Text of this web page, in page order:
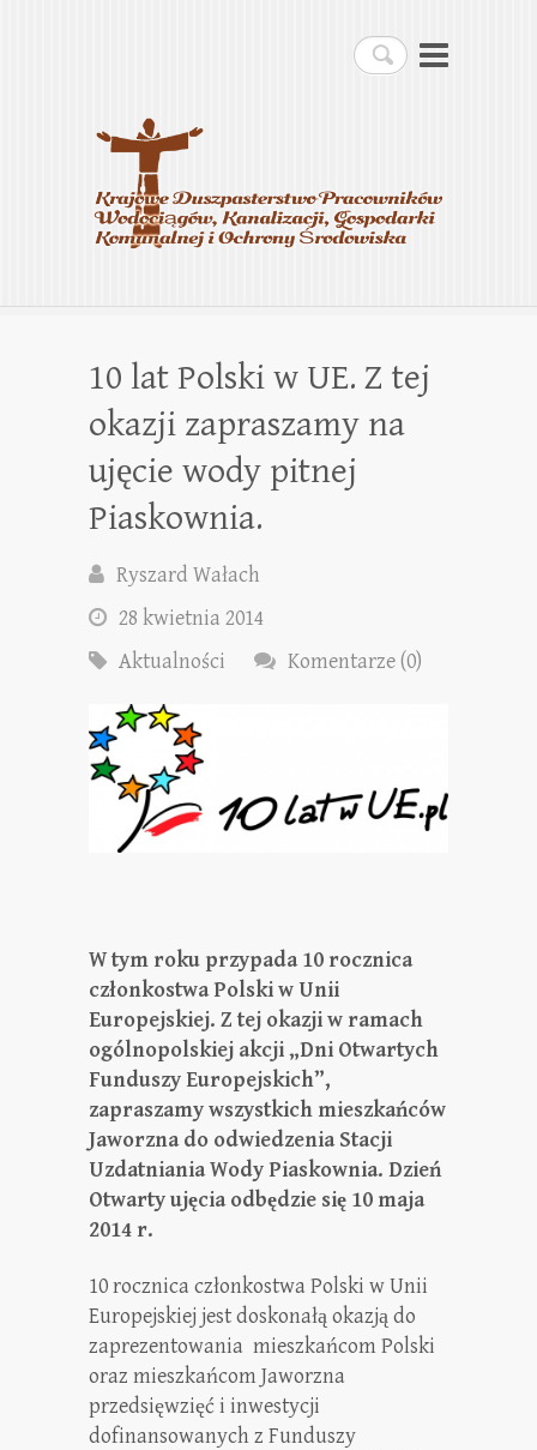
Szukaj
Krajowe Duszpasterstwo
Pracowników
Wodociągów, Kanalizacji,
Gospodarki Komunalnej i
Ochrony Środowiska
10 lat Polski w UE. Z tej
okazji zapraszamy na
ujęcie wody pitnej
Piaskownia.
Ryszard Wałach
28 kwietnia 2014
Aktualności
Komentarze (0)
W tym roku przypada 10 rocznica
członkostwa Polski w Unii
Europejskiej. Z tej okazji w ramach
ogólnopolskiej akcji „Dni Otwartych
Funduszy Europejskich”,
zapraszamy wszystkich mieszkańców
Jaworzna do odwiedzenia Stacji
Uzdatniania Wody Piaskownia. Dzień
Otwarty ujęcia odbędzie się 10 maja
2014 r.
10 rocznica członkostwa Polski w Unii
Europejskiej jest doskonałą okazją do
zaprezentowania mieszkańcom Polski
oraz mieszkańcom Jaworzna
przedsięwzięć i inwestycji
dofinansowanych z Funduszy